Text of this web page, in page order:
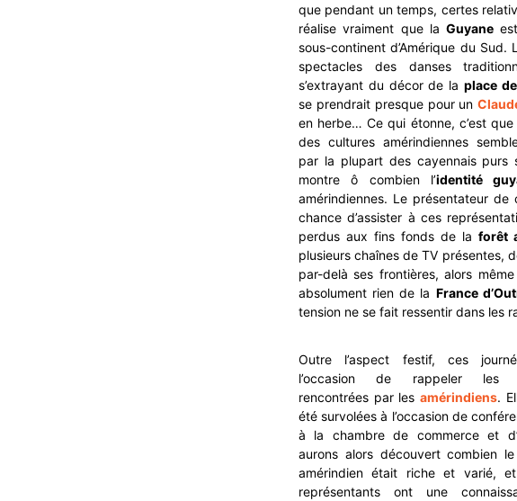
que pendant un temps, certes
réalise vraiment que la Guyane
sous-continent d’Amérique du Sud.
spectacles des danses
s’extrayant du décor de la place
se prendrait presque pour un
en herbe… Ce qui étonne, c’est
des cultures amérindiennes
par la plupart des cayennais purs
montre ô combien l’identité
amérindiennes. Le présentateur
chance d’assister à ces
perdus aux fins fonds de la forêt
plusieurs chaînes de TV présentes,
par-delà ses frontières, alors
absolument rien de la France
tension ne se fait ressentir dans les
Outre l’aspect festif, ces
l’occasion de rappeler les
rencontrées par les amérindiens.
été survolées à l’occasion de
à la chambre de commerce et
aurons alors découvert combien
amérindien était riche et varié,
représentants ont une